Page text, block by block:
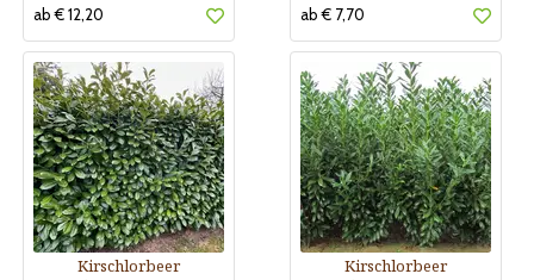
ab € 12,20
ab € 7,70
Kirschlorbeer Kirschlorbeer